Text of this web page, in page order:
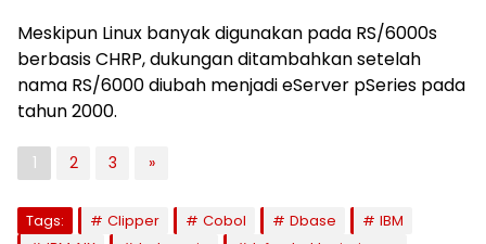
Meskipun Linux banyak digunakan pada RS/6000s
berbasis CHRP, dukungan ditambahkan setelah
nama RS/6000 diubah menjadi eServer pSeries pada
tahun 2000.
1 2 3 »
Tags: Clipper Cobol Dbase
IBM